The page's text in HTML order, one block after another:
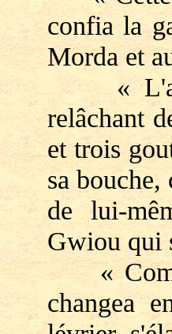
confia la
Morda et
«
relâchant
et trois
sa
de lui-
Gwiou qui
«
changea